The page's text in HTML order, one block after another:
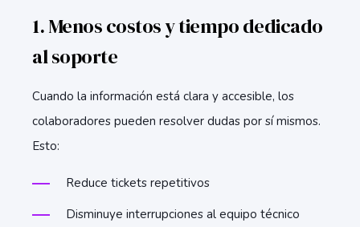
1. Menos costos y tiempo dedicado
al soporte
Cuando la información está clara y accesible, los
colaboradores pueden resolver dudas por sí mismos.
Esto:
Reduce tickets repetitivos
Disminuye interrupciones al equipo técnico